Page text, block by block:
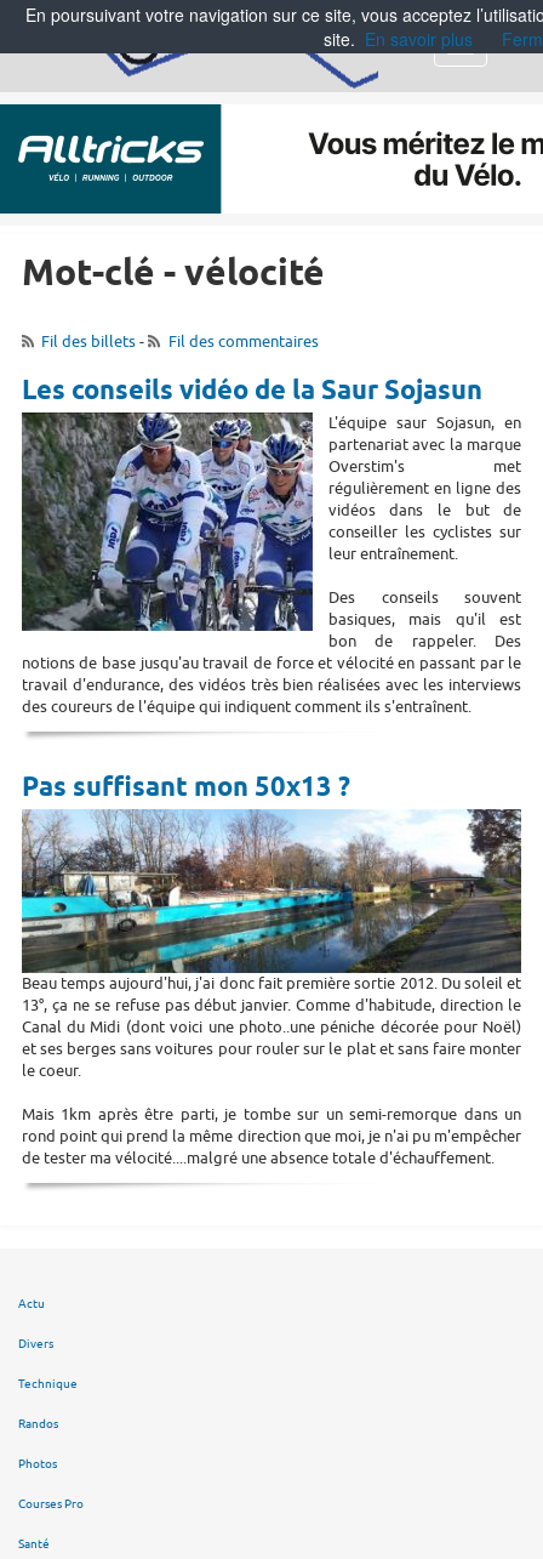
Menu
Mot-clé - vélocité
Fil des billets- Fil des commentaires
Les conseils vidéo de la Saur Sojasun
L'équipe saur Sojasun, en
partenariat avec la marque
Overstim's met
régulièrement en ligne des
vidéos dans le but de
conseiller les cyclistes sur
leur entraînement.
Des conseils souvent
basiques, mais qu'il est
bon de rappeler. Des
notions de base jusqu'au travail de force et vélocité en passant par le
travail d'endurance, des vidéos très bien réalisées avec les interviews
des coureurs de l'équipe qui indiquent comment ils s'entraînent.
Pas suffisant mon 50x13 ?
Beau temps aujourd'hui, j'ai donc fait première sortie 2012. Du soleil et
13°, ça ne se refuse pas début janvier. Comme d'habitude, direction le
Canal du Midi (dont voici une photo..une péniche décorée pour Noël)
et ses berges sans voitures pour rouler sur le plat et sans faire monter
le coeur.
Mais 1km après être parti, je tombe sur un semi-remorque dans un
rond point qui prend la même direction que moi, je n'ai pu m'empêcher
de tester ma vélocité....malgré une absence totale d'échauffement.
Actu
Divers
Technique
Randos
Photos
Courses Pro
Santé
En poursuivant votre navigation sur ce site, vous acceptez
site. En savoir plus